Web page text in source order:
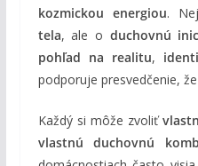
kozmickou energiou.
tela, ale o duchovnú
pohľad na realitu,
podporuje presvedčenie, že
Každý si môže zvoliť
vlastnú duchovnú